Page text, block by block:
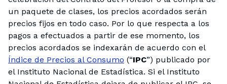
un paquete de clases, los precios acordados serán
precios fijos en todo caso. Por lo que respecta a los
pagos a efectuados a partir de ese momento, los
precios acordados se indexarán de acuerdo con el
Índice de Precios al Consumo (“IPC”) publicado por
el Instituto Nacional de Estadística. Si el Instituto